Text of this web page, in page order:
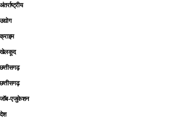
अंतर्राष्ट्रीय
एजुकेशन